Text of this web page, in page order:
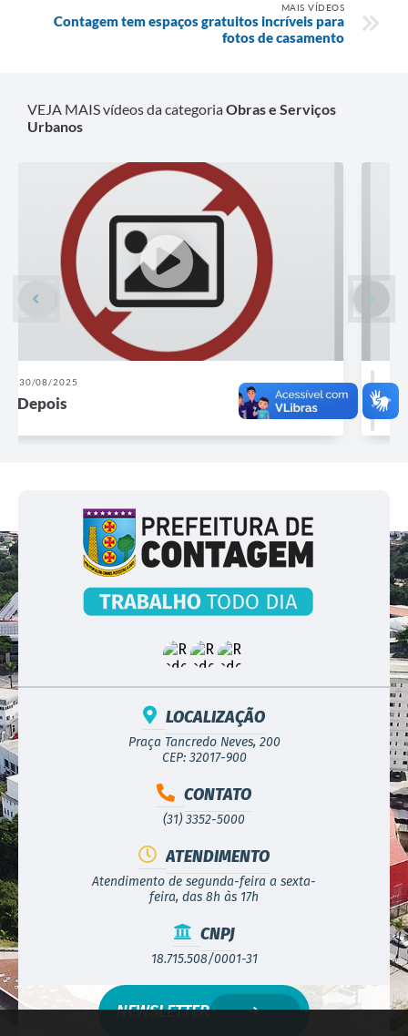
MAIS VÍDEOS
Contagem tem espaços gratuitos incríveis para
fotos de casamento
VEJA MAIS vídeos da categoriaObras e Serviços
Urbanos
30/08/2025
Antes
LOCALIZAÇÃO
Praça Tancredo Neves, 200
CEP: 32017-900
CONTATO
(31) 3352-5000
ATENDIMENTO
Atendimento de segunda-feira a sexta-
feira, das 8h às 17h
CNPJ
18.715.508/0001-31
NEWSLETTER